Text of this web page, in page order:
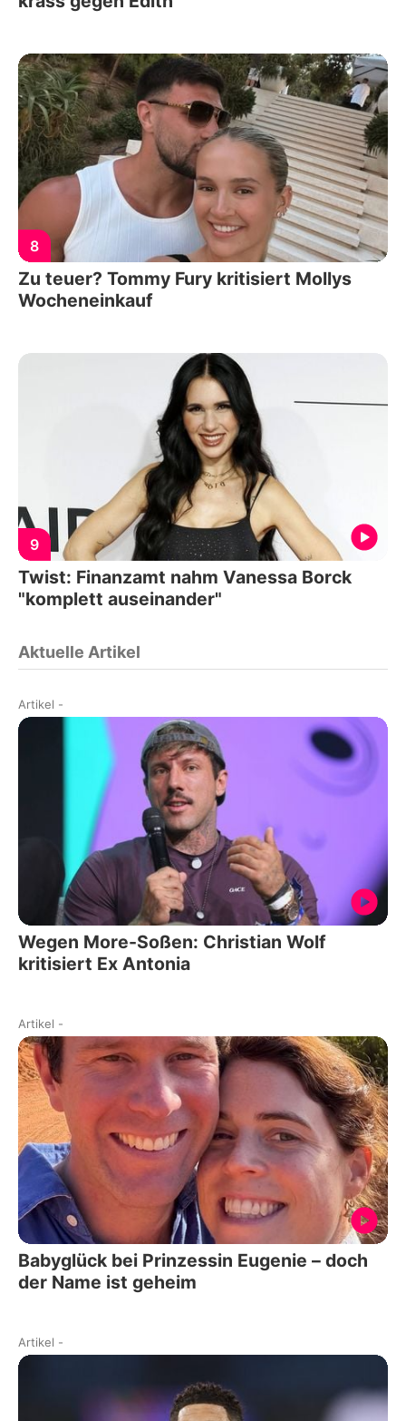
8
Zu teuer? Tommy Fury kritisiert Mollys
Wocheneinkauf
9
Twist: Finanzamt nahm Vanessa Borck
"komplett auseinander"
Aktuelle Artikel
Artikel -
Wegen More-Soßen: Christian Wolf
kritisiert Ex Antonia
Artikel -
Babyglück bei Prinzessin Eugenie – doch
der Name ist geheim
Artikel -